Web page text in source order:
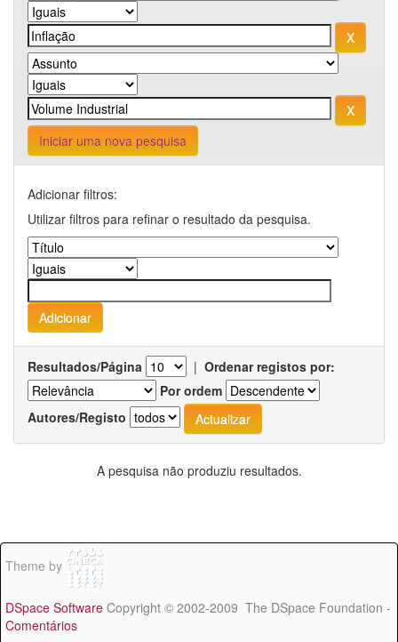
Iniciar uma nova pesquisa
Adicionar filtros:
Utilizar filtros para refinar o resultado da pesquisa.
Resultados/Página | Ordenar registos por:
Por ordem
Autores/Registo
A pesquisa não produziu resultados.
Theme by
DSpace Software Copyright © 2002-2009 The DSpace Foundation -
Comentários